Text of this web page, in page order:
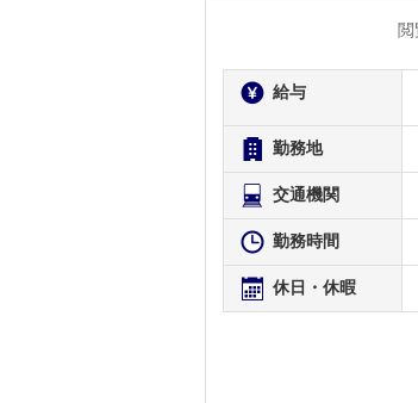
給与
勤務地
交通機関
勤務時間
休日・休暇